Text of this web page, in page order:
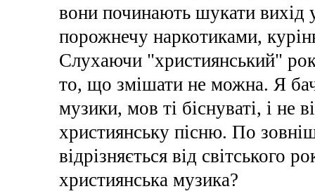
вони починають шукати
порожнечу наркотиками,
Слухаючи "християнський"
то, що змішати не можна. Я
музики, мов ті біснуваті, і не
християнську пісню. По
відрізняється від світського
християнська музика?